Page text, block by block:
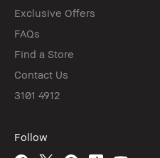
Exclusive Offers
FAQs
Find a Store
Contact Us
3101 4912
Follow